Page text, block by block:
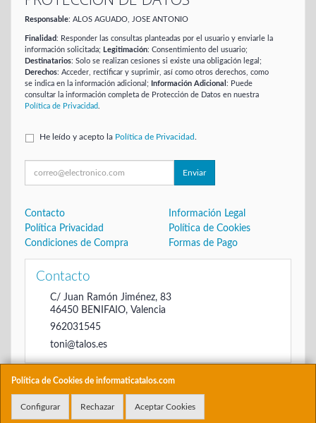
Política de Cookies de informaticatalos.com
Configurar Rechazar Aceptar Cookies
Responsable: ALOS AGUADO, JOSE ANTONIO
Finalidad: Responder las consultas planteadas por el usuario y enviarle la
información solicitada; Legitimación: Consentimiento del usuario;
Destinatarios: Solo se realizan cesiones si existe una obligación legal;
Derechos: Acceder, rectificar y suprimir, así como otros derechos, como
se indica en la información adicional;
Información Adicional : Puede
consultar la información completa de Protección de Datos en nuestra
Política de Privacidad
He leído y acepto la Política de Privacidad
Enviar
Contacto
Información Legal
Política Privacidad
Política de Cookies
Condiciones de Compra
Formas de Pago
Contacto
C/ Juan Ramón Jiménez, 83
46450 BENIFAIO, Valencia
962031545
toni@talos.es
Horario
De 16:00 hasta las 20:30